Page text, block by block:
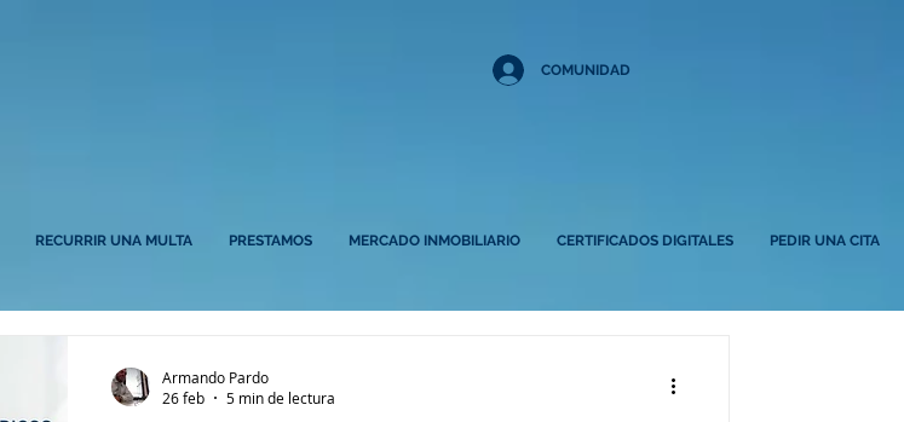
COMUNIDAD
RECURRIR UNA MULTA PRESTAMOS MERCADO INMOBILIARIO CERTIFICADOS DIGITALES PEDIR UNA CITA
Armando Pardo
26 feb
5 min de lectura